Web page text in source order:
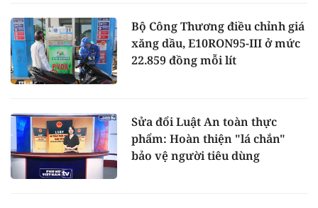
Bộ Công Thương điều chỉnh giá
xăng dầu, E10RON95-III ở mức
22.859 đồng mỗi lít
Sửa đổi Luật An toàn thực
phẩm: Hoàn thiện "lá chắn"
bảo vệ người tiêu dùng